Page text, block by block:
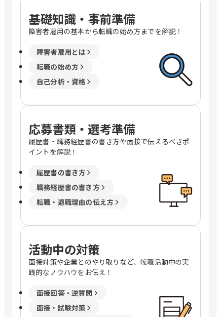
基礎知識・事前準備
障害者雇用の基本から転職の始め方までを解説！
障害者雇用とは
転職の始め方
自己分析・資格
応募書類・選考準備
履歴書・職務経歴書の書き方や面接で伝えるべきポ
イントを解説！
履歴書の書き方
職務経歴書の書き方
転職・退職理由の伝え方
活動中の対策
面接対策や企業とのやり取りなど、転職活動中の実
践的なノウハウをお伝え！
面接回答・逆質問
面接・試験対策